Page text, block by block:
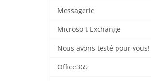
Messagerie
Microsoft Exchange
Nous avons testé pour vous!
Office365